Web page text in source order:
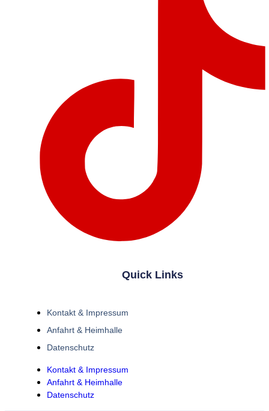
Quick Links
Kontakt & Impressum
Anfahrt & Heimhalle
Datenschutz
Kontakt & Impressum
Anfahrt & Heimhalle
Datenschutz